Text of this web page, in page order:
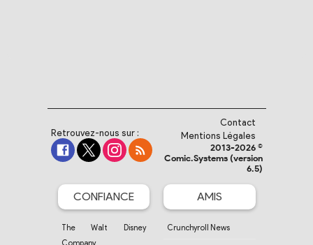
Retrouvez-nous sur :
Contact
Mentions Légales
2013-2026 ©
Comic.Systems (version
6.5)
CONFIANCE
The Walt Disney
Company
AMIS
Crunchyroll News